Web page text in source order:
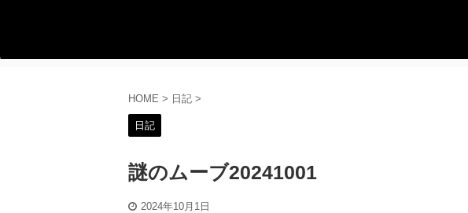
HOME > 日記 >
日記
謎のムーブ20241001
2024年10月1日